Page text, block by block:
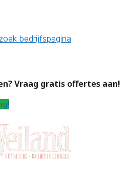
bedrijfspagina
Vraag gratis offertes aan!